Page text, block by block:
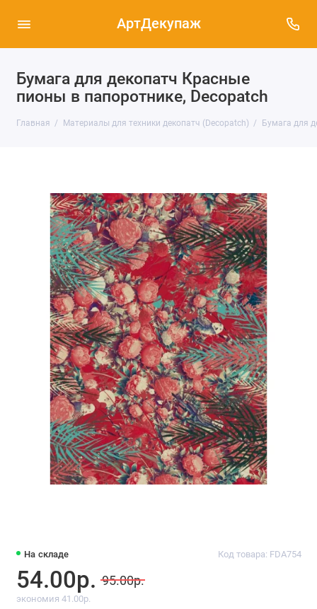
АртДекупаж
Бумага для декопатч Красные
пионы в папоротнике, Decopatch
Главная Материалы для техники декопатч (Decopatch) Бумага для
На складе Код товара: FDA754
54.00р. 95.00р.
экономия 41.00р.